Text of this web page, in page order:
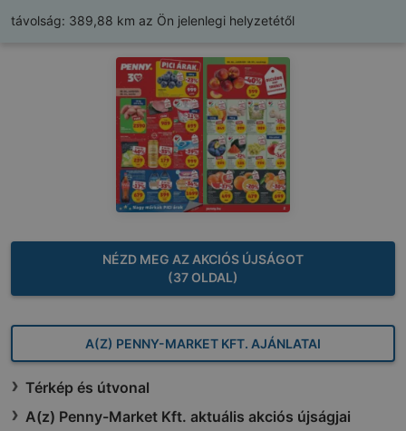
távolság: 389,88 km az Ön jelenlegi helyzetétől
NÉZD MEG AZ AKCIÓS ÚJSÁGOT
(37 OLDAL)
A(Z) PENNY-MARKET KFT. AJÁNLATAI
Térkép és útvonal
A(z) Penny-Market Kft. aktuális akciós újságjai